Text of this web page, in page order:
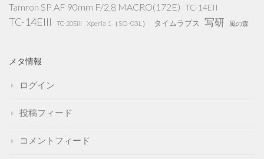
Tamron SP AF 90mm F/2.8 MACRO(172E) TC-14EII
TC-14EIII TC-20EIII Xperia 1（SO-03L） タイムラプス 写研 風の森
メタ情報
ログイン
投稿フィード
コメントフィード